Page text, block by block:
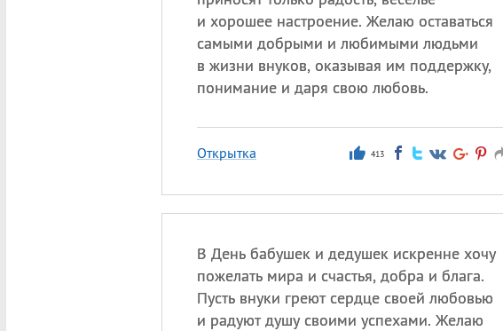
и хорошее настроение. Желаю оставаться
самыми добрыми и любимыми людьми
в жизни внуков, оказывая им поддержку,
понимание и даря свою любовь.
Открытка 413
В День бабушек и дедушек искренне хочу
пожелать мира и счастья, добра и блага.
Пусть внуки греют сердце своей любовью
и радуют душу своими успехами. Желаю